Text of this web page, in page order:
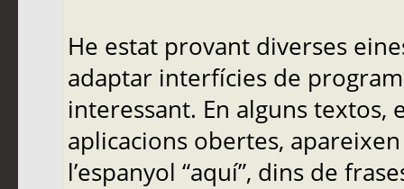
He estat provant diverses
adaptar interfícies de
interessant. En alguns
aplicacions obertes,
l’espanyol “aquí”, dins de